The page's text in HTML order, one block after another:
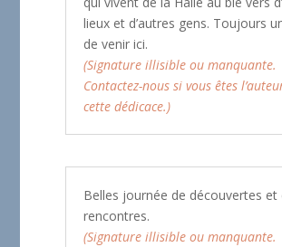
lieux et d’autres gens. Toujours
de venir ici.
(Signature illisible ou manquante.
Contactez-nous si vous êtes
cette dédicace.)
Belles journée de découvertes et
rencontres.
(Signature illisible ou manquante.